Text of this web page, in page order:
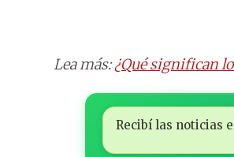
Lea más:¿Qué significan
Recibí las noticias